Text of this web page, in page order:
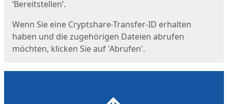
‘Bereitstellen’.
Wenn Sie eine Cryptshare-Transfer-ID erhalten
haben und die zugehörigen Dateien abrufen
möchten, klicken Sie auf 'Abrufen'.